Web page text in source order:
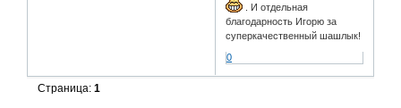
. И отдельная
благодарность Игорю за
суперкачественный шашлык!
0
Страница:1